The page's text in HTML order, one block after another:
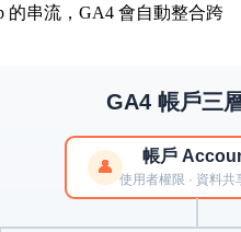
的串流，GA4 會自動整合跨